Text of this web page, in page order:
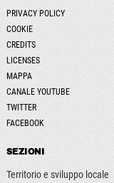
PRIVACY POLICY
COOKIE
CREDITS
LICENSES
MAPPA
CANALE YOUTUBE
TWITTER
FACEBOOK
SEZIONI
Territorio e sviluppo locale